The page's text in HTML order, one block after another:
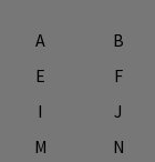
A B
E
F
I
J
M
N